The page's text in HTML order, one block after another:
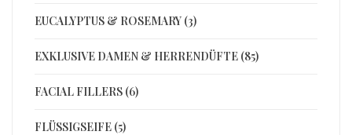
EUCALYPTUS & ROSEMARY (3)
EXKLUSIVE DAMEN & HERRENDÜFTE (85)
FACIAL FILLERS (6)
FLÜSSIGSEIFE (5)